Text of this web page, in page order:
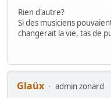
Rien d'autre?
Si des musiciens
changerait la vie, tas de
Glaüx
admin zonard